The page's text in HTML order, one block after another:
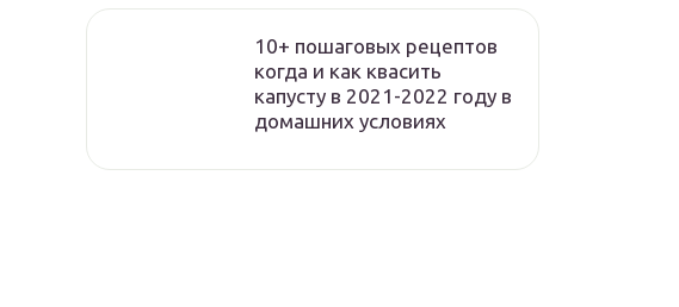
10+ пошаговых рецептов
когда и как квасить
капусту в 2021-2022 году в
домашних условиях